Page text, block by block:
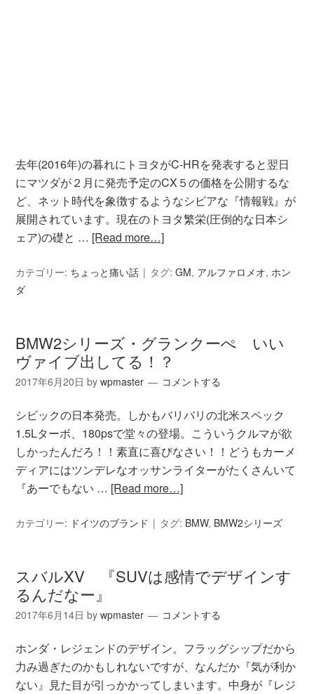
去年(2016年)の暮れにトヨタがC-HRを発表すると翌日
にマツダが２月に発売予定のCX５の価格を公開するな
ど、ネット時代を象徴するようなシビアな『情報戦』が
展開されています。現在のトヨタ繁栄(圧倒的な日本シ
ェア)の礎と … [Read more…]
カテゴリー: ちょっと痛い話 タグ:GM, アルファロメオ,ホン
ダ
BMW2シリーズ・グランクーぺ いい
ヴァイブ出してる！？
2017年6月20日 bywpmaster コメントする
シビックの日本発売。しかもバリバリの北米スペック
1.5Lターボ、180psで堂々の登場。こういうクルマが欲
しかったんだろ！！素直に喜びなさい！！どうもカーメ
ディアにはツンデレなオッサンライターがたくさんいて
『あーでもない … [Read more…]
カテゴリー: ドイツのブランド タグ: BMW, BMW2シリーズ
スバルXV 『SUVは感情でデザインす
るんだなー』
2017年6月14日 bywpmaster コメントする
ホンダ・レジェンドのデザイン。フラッグシップだから
力み過ぎたのかもしれないですが、なんだか『気が利か
ない』見た目が引っかかってしまいます。中身が『レジ